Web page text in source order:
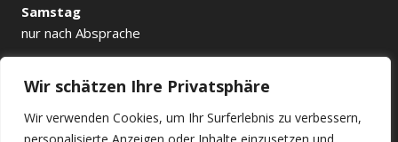
Wir schätzen Ihre Privatsphäre
Wir verwenden Cookies, um Ihr Surferlebnis zu verbessern,
Samstag
nur nach Absprache